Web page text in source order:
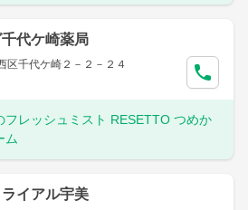
代ケ崎薬局
区千代ケ崎２－２－２４
フレッシュミスト RESETTO つめか
ム
イアル宇美